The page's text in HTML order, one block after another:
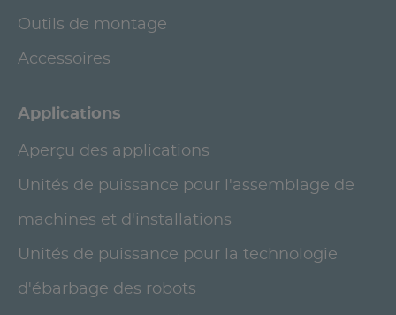
Outils de montage
Accessoires
Applications
Aperçu des applications
Unités de puissance pour l'assemblage de
machines et d'installations
Unités de puissance pour la technologie
d'ébarbage des robots